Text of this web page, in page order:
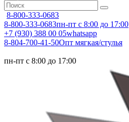
8-800-333-0683
8-800-333-0683пн-пт с 8:00 до 17:00
+7 (930) 388 00 05whatsapp
8-804-700-41-50Опт мягкая/стулья
пн-пт с 8:00 до 17:00